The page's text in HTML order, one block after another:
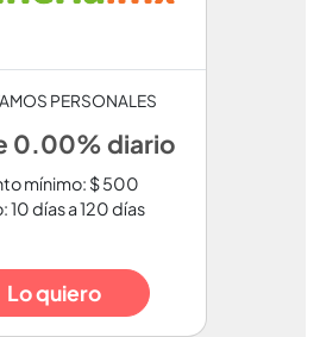
PERSONALES
0.00% diario
mínimo: $ 500
10 días a 120 días
Lo quiero